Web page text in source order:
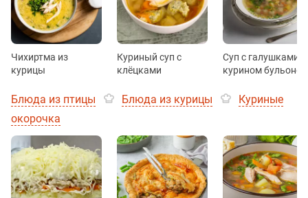
Чихиртма из
курицы
Куриный суп с
клёцками
Суп с галушками
курином бульоне
Блюда из птицы Блюда из курицы
Куриные
окорочка